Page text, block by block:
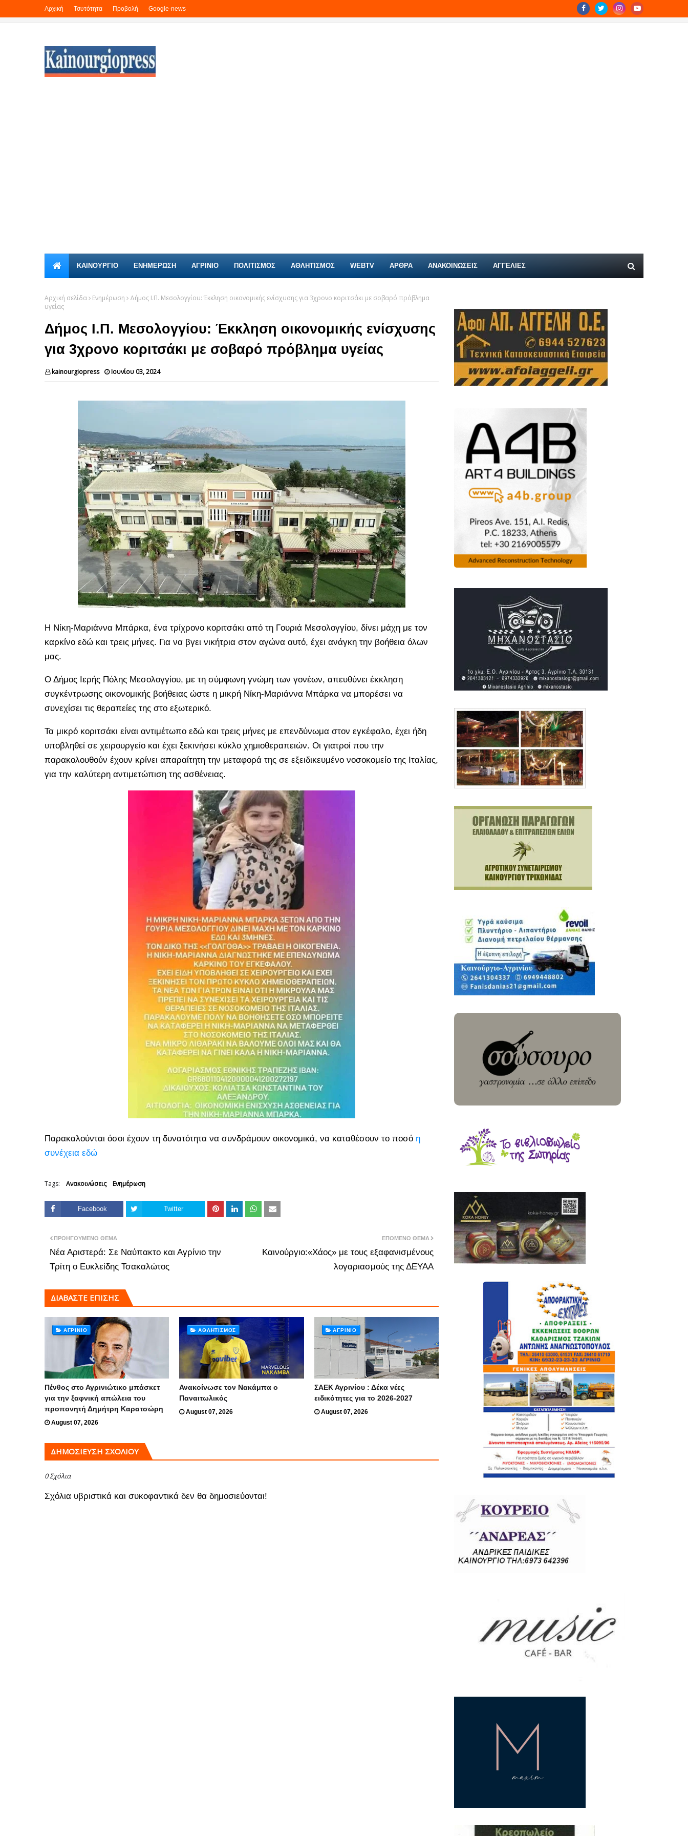
Αρχική Τσυτότητα Προβολή Google-news
ΚΑΙΝΟΎΡΓΙΟ ΕΝΗΜΕΡΩΣΗ ΑΓΡΙΝΙΟ ΠΟΛΙΤΙΣΜΟΣ ΑΘΛΗΤΙΣΜΟΣ WEBTV ΑΡΘΡΑ ΑΝΑΚΟΙΝΩΣΕΙΣ ΑΓΓΕΛΊΕΣ
Αρχική σελίδα Ενημέρωση
Δήμος Ι.Π. Μεσολογγίου: Έκκληση οικονομικής ενίσχυσης για 3χρονο κοριτσάκι με σοβαρό πρόβλημα
υγείας
Δήμος Ι.Π. Μεσολογγίου: Έκκληση οικονομικής ενίσχυσης
για 3χρονο κοριτσάκι με σοβαρό πρόβλημα υγείας
kainourgiopress Ιουνίου 03, 2024
Η Νίκη-Μαριάννα Μπάρκα, ένα τρίχρονο κοριτσάκι από τη Γουριά Μεσολογγίου, δίνει μάχη με τον
καρκίνο εδώ και τρεις μήνες. Για να βγει νικήτρια στον αγώνα αυτό, έχει ανάγκη την βοήθεια όλων
μας.
Ο Δήμος Ιερής Πόλης Μεσολογγίου, με τη σύμφωνη γνώμη των γονέων, απευθύνει έκκληση
συγκέντρωσης οικονομικής βοήθειας ώστε η μικρή Νίκη-Μαριάννα Μπάρκα να μπορέσει να
συνεχίσει τις θεραπείες της στο εξωτερικό.
Τα μικρό κοριτσάκι είναι αντιμέτωπο εδώ και τρεις μήνες με επενδύνωμα στον εγκέφαλο, έχει ήδη
υποβληθεί σε χειρουργείο και έχει ξεκινήσει κύκλο χημιοθεραπειών. Οι γιατροί που την
παρακολουθούν έχουν κρίνει απαραίτητη την μεταφορά της σε εξειδικευμένο νοσοκομείο της Ιταλίας,
για την καλύτερη αντιμετώπιση της ασθένειας.
Παρακαλούνται όσοι έχουν τη δυνατότητα να συνδράμουν οικονομικά, να καταθέσουν το ποσό η
συνέχεια εδώ
Tags: Ανακοινώσεις Ενημέρωση
Facebook Twitter
ΕΠΌΜΕΝΟ ΘΈΜΑ
Καινούργιο:«Χάος» με τους εξαφανισμένους
λογαριασμούς της ΔΕΥΑΑ
ΠΡΟΗΓΟΎΜΕΝΟ ΘΈΜΑ
Νέα Αριστερά: Σε Ναύπακτο και Αγρίνιο την
Τρίτη ο Ευκλείδης Τσακαλώτος
ΔΙΑΒΑΣΤΕ ΕΠΙΣΗΣ
ΑΓΡΊΝΙΟ
Πένθος στο Αγρινιώτικο μπάσκετ
για την ξαφνική απώλεια του
προπονητή Δημήτρη Καρατσώρη
August 07, 2026
ΑΘΛΗΤΙΣΜΌΣ
Ανακοίνωσε τον Νακάμπα ο
Παναιτωλικός
August 07, 2026
ΑΓΡΊΝΙΟ
ΣΑΕΚ Αγρινίου : Δέκα νέες
ειδικότητες για το 2026-2027
August 07, 2026
ΔΗΜΟΣΊΕΥΣΗ ΣΧΟΛΊΟΥ
0 Σχόλια
Σχόλια υβριστικά και συκοφαντικά δεν θα δημοσιεύονται!